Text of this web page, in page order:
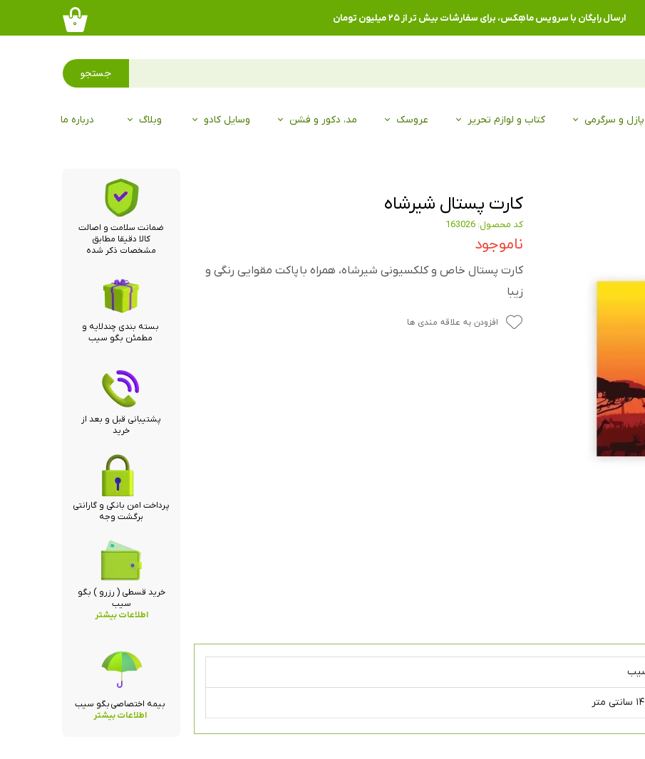
۰ ارسال رایگان با سرویس ماهِکس، برای سفارشات بیش تر از ۲۵ میلیون تومان
جستجو
پازل و سرگرمی کتاب و لوازم تحریر عروسک مد، دکور و فشن وسایل کادو وبلاگ درباره ما
کارت پستال شیرشاه
کد محصول: 163026
ناموجود
کارت پستال خاص و کلکسیونی شیرشاه، همراه با پاکت مقوایی رنگی و
زیبا
افزودن به علاقه مندی ها
ضمانت سلامت و اصالت
کالا دقیقا مطابق
مشخصات ذکر شده
بسته بندی چندلایه و
مطمئن بگو سیب
پشتیبانی قبل و بعد از
خرید
خرید قسطی ( رزرو ) بگو
سیب
اطلاعات بیشتر
پرداخت امن بانکی و گارانتی
برگشت وجه
بیمه اختصاصی بگو سیب
اطلاعات بیشتر